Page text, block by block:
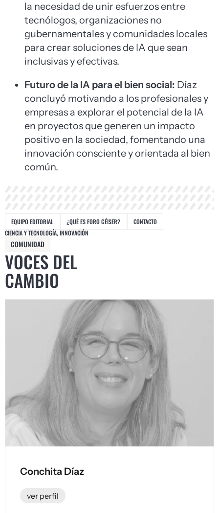
la necesidad de unir esfuerzos entre
tecnólogos, organizaciones no
gubernamentales y comunidades locales
para crear soluciones de IA que sean
inclusivas y efectivas.
Futuro de la IA para el bien social: Díaz
concluyó motivando a los profesionales y
empresas a explorar el potencial de la IA
en proyectos que generen un impacto
positivo en la sociedad, fomentando una
innovación consciente y orientada al bien
común.
EQUIPO EDITORIAL ¿QUÉ ES FORO GÉISER?
CONTACTO
CIENCIA Y TECNOLOGÍA, INNOVACIÓN
COMUNIDAD
VOCES DEL
CAMBIO
Conchita Díaz
ver perfil